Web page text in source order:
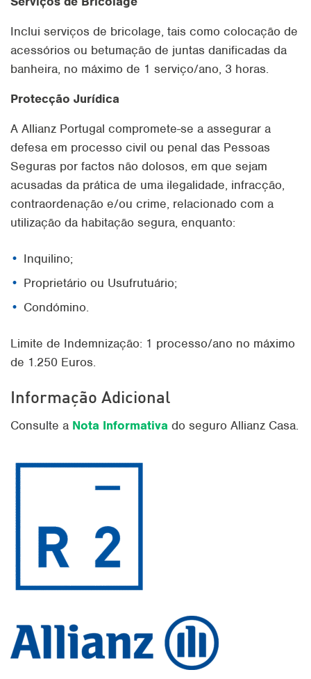
Inclui serviços de bricolage, tais como colocação de
acessórios ou betumação de juntas danificadas da
banheira, no máximo de 1 serviço/ano, 3 horas.
Protecção Jurídica
A Allianz Portugal compromete-se a assegurar a
defesa em processo civil ou penal das Pessoas
Seguras por factos não dolosos, em que sejam
acusadas da prática de uma ilegalidade, infracção,
contraordenação e/ou crime, relacionado com a
utilização da habitação segura, enquanto:
Inquilino;
Proprietário ou Usufrutuário;
Condómino.
Limite de Indemnização: 1 processo/ano no máximo
de 1.250 Euros.
Informação Adicional
Consulte a Nota Informativa do seguro Allianz Casa.